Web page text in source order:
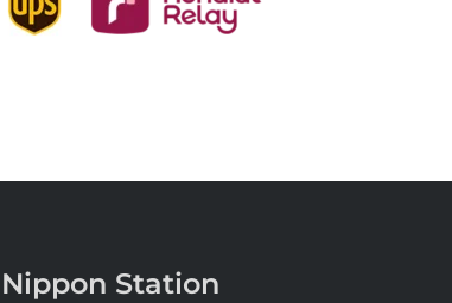
Nippon Station